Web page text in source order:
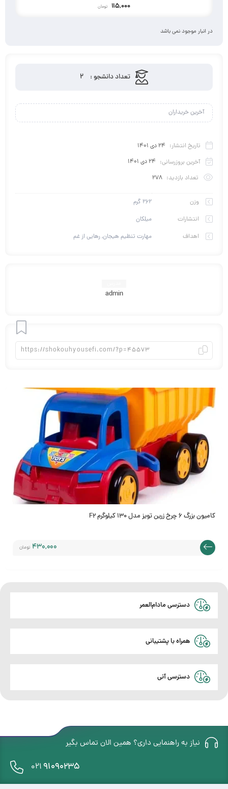
115,000 تومان
در انبار موجود نمی باشد
تعداد دانشجو : 2
آخرین خریداران
تاریخ انتشار: 24 دی 1401
آخرین بروزرسانی: 24 دی 1401
تعداد بازدید: 278
وزن
262 گرم
انتشارات
میلکان
اهداف
مهارت تنظیم هیجان, رهایی از غم
admin
افزودن
علاقه
مندی
کامیون بزرگ 6 چرخ زرین تویز مدل 130 کیلوگرم F2
430,000 تومان
دسترسی مادام‌العمر
همراه با پشتیبانی
دسترسی آنی
نیاز به راهنمایی داری؟ همین الان تماس بگیر
91090235
021